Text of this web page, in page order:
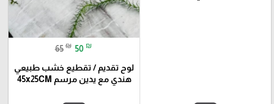
65 ₪ 50 ₪
لوح تقديم / تقطيع خشب طبيعي
هندي مع يدين مرسم 45x25CM